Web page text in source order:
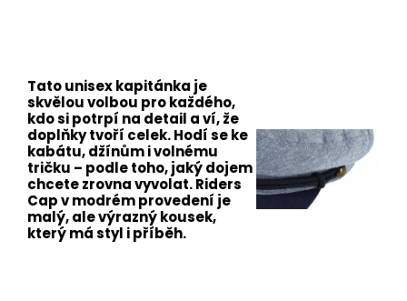
Tato unisex kapitánka je
skvělou volbou pro každého,
kdo si potrpí na detail a ví, že
doplňky tvoří celek. Hodí se ke
kabátu, džínům i volnému
tričku – podle toho, jaký dojem
chcete zrovna vyvolat. Riders
Cap v modrém provedení je
malý, ale výrazný kousek,
který má styl i příběh.